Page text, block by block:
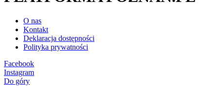
O nas
Kontakt
Deklaracja dostępności
Polityka prywatności
Facebook
Instagram
Do góry